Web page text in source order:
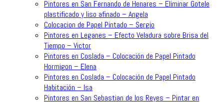
Pintores en San Fernando de Henares – Eliminar Gotele
plastificado y liso afinado – Angela
Colocacion de Papel Pintado – Sergio
Pintores en Leganes – Efecto Veladura sobre Brisa del
Tiempo – Victor
Pintores en Coslada – Colocación de Papel Pintado
Hormigon – Elena
Pintores en Coslada – Colocación de Papel Pintado
Habitación – Isa
Pintores en San Sebastian de los Reyes – Pintar en